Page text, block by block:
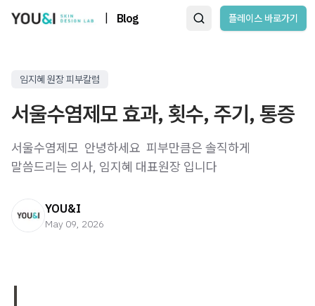
Blog 플레이스 바로가기
임지혜 원장 피부칼럼
서울수염제모 효과, 횟수, 주기, 통증
서울수염제모 ​ 안녕하세요 ​ 피부만큼은 솔직하게
말씀드리는 의사, 임지혜 대표원장 입니다
YOU&I
May 09, 2026